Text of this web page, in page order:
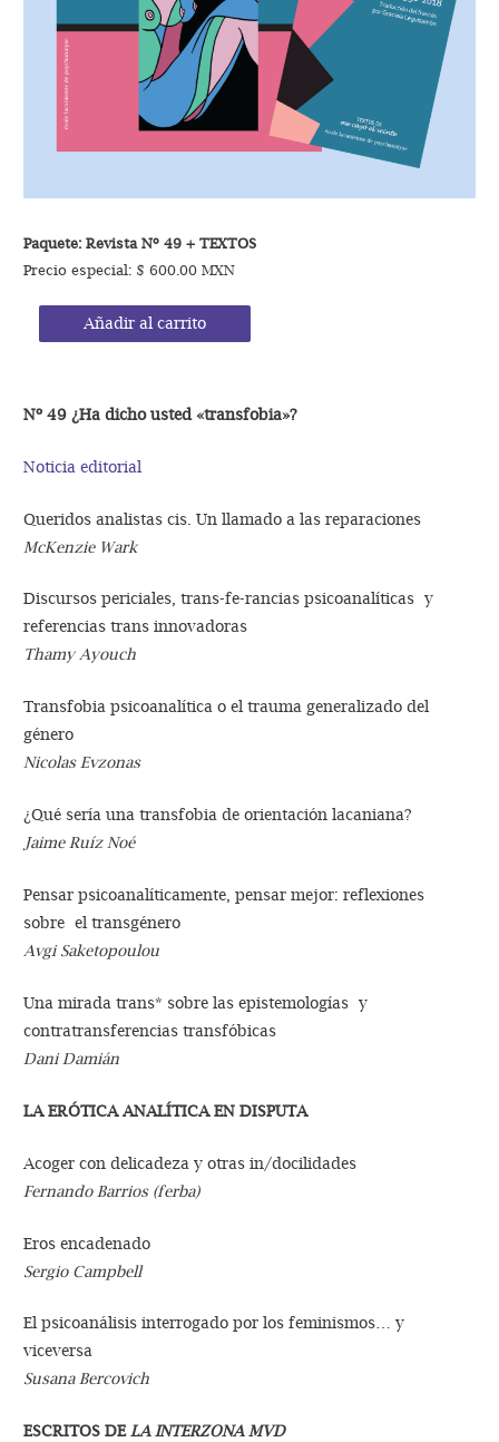
Paquete: Revista Nº 49 + TEXTOS
Precio especial: $ 600.00 MXN
Añadir al carrito
Nº 49 ¿Ha dicho usted «transfobia»?
Noticia editorial
Queridos analistas cis. Un llamado a las reparaciones
McKenzie Wark
Discursos periciales, trans-fe-rancias psicoanalíticas y
referencias trans innovadoras
Thamy Ayouch
Transfobia psicoanalítica o el trauma generalizado del
género
Nicolas Evzonas
¿Qué sería una transfobia de orientación lacaniana?
Jaime Ruíz Noé
Pensar psicoanalíticamente, pensar mejor: reflexiones
sobre el transgénero
Avgi Saketopoulou
Una mirada trans* sobre las epistemologías y
contratransferencias transfóbicas
Dani Damián
LA ERÓTICA ANALÍTICA EN DISPUTA
Acoger con delicadeza y otras in/docilidades
Fernando Barrios (ferba)
Eros encadenado
Sergio Campbell
El psicoanálisis interrogado por los feminismos… y
viceversa
Susana Bercovich
ESCRITOS DELA INTERZONA MVD